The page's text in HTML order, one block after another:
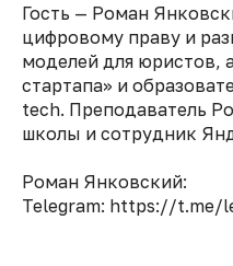
Гость — Роман
цифровому праву и
моделей для юристов,
стартапа» и
tech. Преподаватель
школы и сотрудник
Роман Янковский:
Telegram: https://t.me/